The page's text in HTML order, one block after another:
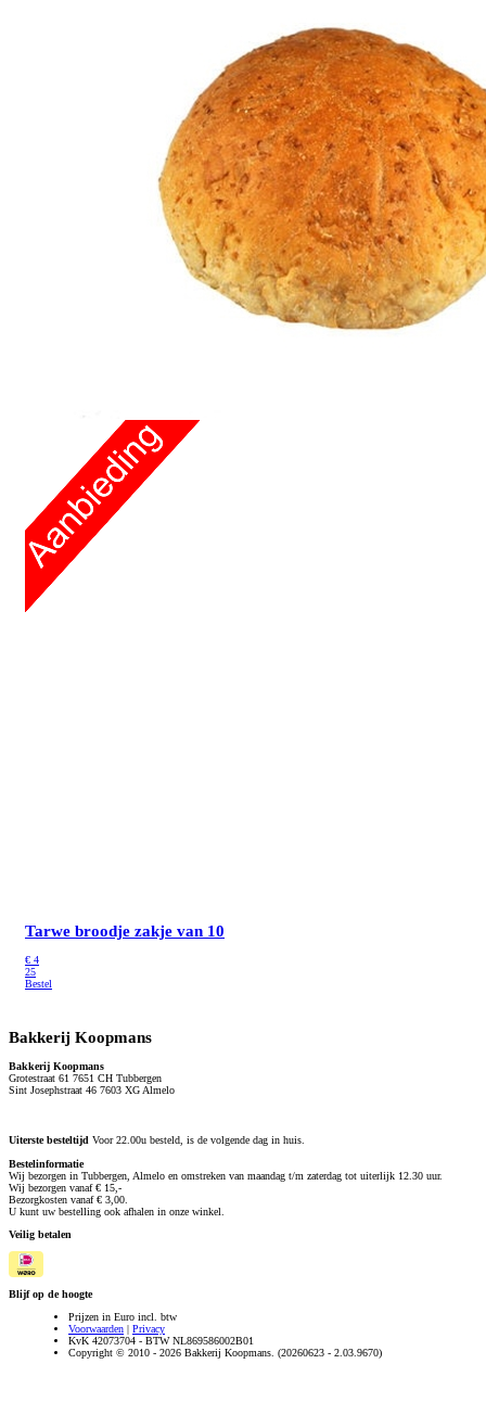
Tarwe broodje zakje van 10
€ 4
25
Bestel
Bakkerij Koopmans
Bakkerij Koopmans
Grotestraat 61 7651 CH Tubbergen
Sint Josephstraat 46 7603 XG Almelo
Uiterste besteltijd Voor 22.00u besteld, is de volgende dag in huis.
Bestelinformatie
Wij bezorgen in Tubbergen, Almelo en omstreken van maandag t/m zaterdag tot uiterlijk 12.30 uur.
Wij bezorgen vanaf € 15,-
Bezorgkosten vanaf € 3,00.
U kunt uw bestelling ook afhalen in onze winkel.
Veilig betalen
Blijf op de hoogte
Prijzen in Euro incl. btw
Voorwaarden | Privacy
KvK 42073704 - BTW NL869586002B01
Copyright © 2010 - 2026 Bakkerij Koopmans. (20260623 - 2.03.9670)